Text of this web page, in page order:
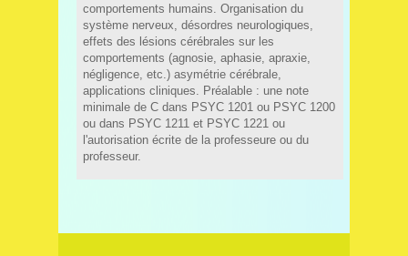
comportements humains. Organisation du
système nerveux, désordres neurologiques,
effets des lésions cérébrales sur les
comportements (agnosie, aphasie, apraxie,
négligence, etc.) asymétrie cérébrale,
applications cliniques. Préalable : une note
minimale de C dans PSYC 1201 ou PSYC 1200
ou dans PSYC 1211 et PSYC 1221 ou
l'autorisation écrite de la professeure ou du
professeur.